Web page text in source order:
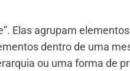
Elas agrupam
dentro de uma
ou uma forma de